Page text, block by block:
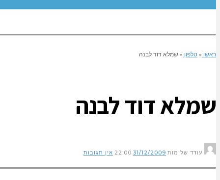
ראשי » טלפון » שמלא דוד לבנה
שמלא דוד לבנה
עודד שלומות 31/12/2009
22:00 אין תגובות